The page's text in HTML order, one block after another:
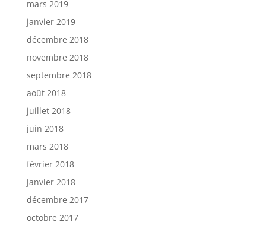
mars 2019
janvier 2019
décembre 2018
novembre 2018
septembre 2018
août 2018
juillet 2018
juin 2018
mars 2018
février 2018
janvier 2018
décembre 2017
octobre 2017